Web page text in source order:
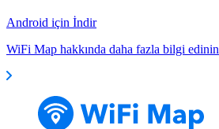
Android için İndir
WiFi Map hakkında daha fazla bilgi edinin